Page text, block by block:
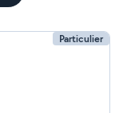
Particulier